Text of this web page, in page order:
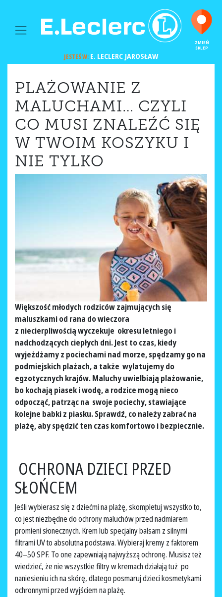
MAIN NAVIGATION
ZMIEŃ
SKLEP
JESTEŚ W:E. LECLERC JAROSŁAW
PLAŻOWANIE Z
MALUCHAMI… CZYLI
CO MUSI ZNALEŹĆ SIĘ
W TWOIM KOSZYKU I
NIE TYLKO
Większość młodych rodziców zajmujących się
maluszkami od rana do wieczora
z niecierpliwością wyczekuje okresu letniego i
nadchodzących ciepłych dni. Jest to czas, kiedy
wyjeżdżamy z pociechami nad morze, spędzamy go na
podmiejskich plażach, a także wylatujemy do
egzotycznych krajów. Maluchy uwielbiają plażowanie,
bo kochają piasek i wodę, a rodzice mogą nieco
odpocząć, patrząc na swoje pociechy, stawiające
kolejne babki z piasku. Sprawdź, co należy zabrać na
plażę, aby spędzić ten czas komfortowo i bezpiecznie.
OCHRONA DZIECI PRZED
SŁOŃCEM
Jeśli wybierasz się z dziećmi na plażę, skompletuj wszystko to,
co jest niezbędne do ochrony maluchów przed nadmiarem
promieni słonecznych. Krem lub specjalny balsam z silnymi
filtrami UV to absolutna podstawa. Wybieraj kremy z faktorem
40–50 SPF. To one zapewniają najwyższą ochronę. Musisz też
wiedzieć, że nie wszystkie filtry w kremach działają tuż po
naniesieniu ich na skórę, dlatego posmaruj dzieci kosmetykami
ochronnymi przed wyjściem na plażę.